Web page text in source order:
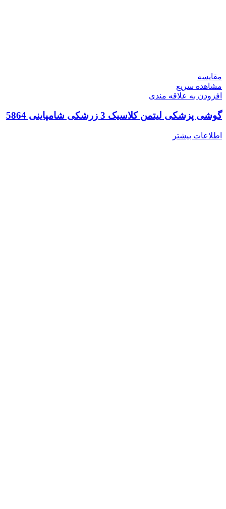
مقایسه
مشاهده سریع
افزودن به علاقه مندی
گوشی پزشکی لیتمن کلاسیک 3 زرشکی شامپاینی 5864
اطلاعات بیشتر